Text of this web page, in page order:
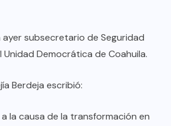
ayer subsecretario de Seguridad
Unidad Democrática de Coahuila.
Berdeja escribió:
la causa de la transformación en